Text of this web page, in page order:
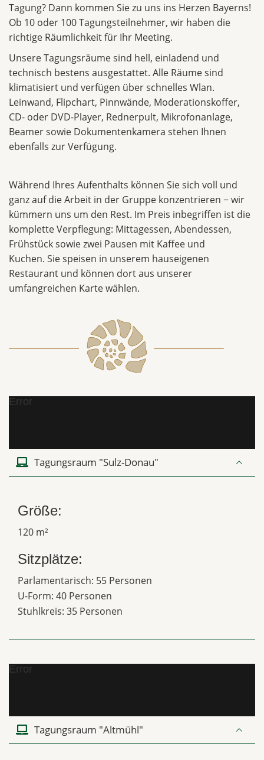
Tagung? Dann kommen Sie zu uns ins Herzen Bayerns!
Ob 10 oder 100 Tagungsteilnehmer, wir haben die
richtige Räumlichkeit für Ihr Meeting.
Unsere Tagungsräume sind hell, einladend und
technisch bestens ausgestattet. Alle Räume sind
klimatisiert und verfügen über schnelles Wlan.
Leinwand, Flipchart, Pinnwände, Moderationskoffer,
CD- oder DVD-Player, Rednerpult, Mikrofonanlage,
Beamer sowie Dokumentenkamera stehen Ihnen
ebenfalls zur Verfügung.
Während Ihres Aufenthalts können Sie sich voll und
ganz auf die Arbeit in der Gruppe konzentrieren − wir
kümmern uns um den Rest. Im Preis inbegriffen ist die
komplette Verpflegung: Mittagessen, Abendessen,
Frühstück sowie zwei Pausen mit Kaffee und
Kuchen. Sie speisen in unserem hauseigenen
Restaurant und können dort aus unserer
umfangreichen Karte wählen.
Error
Tagungsraum "Sulz-Donau"
Größe:
120 m²
Sitzplätze:
Parlamentarisch: 55 Personen
U-Form: 40 Personen
Stuhlkreis: 35 Personen
Error
Tagungsraum "Altmühl"